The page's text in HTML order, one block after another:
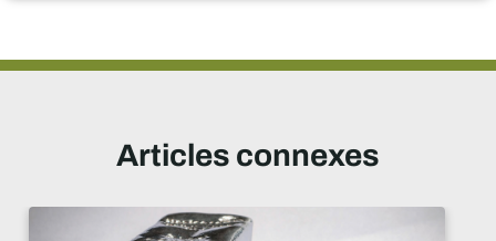
Articles connexes